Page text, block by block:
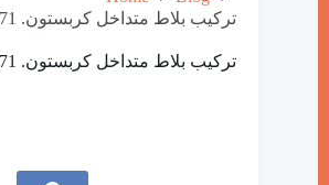
تركيب بلاط متداخل كربستون. 55337171
تركيب بلاط متداخل كربستون. 55337171